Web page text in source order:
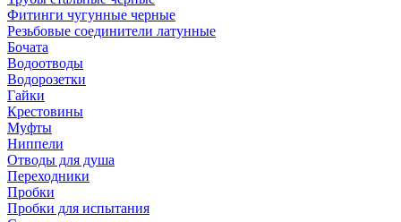
Фитинги чугунные черные
Резьбовые соединители латунные
Бочата
Водоотводы
Водорозетки
Гайки
Крестовины
Муфты
Ниппели
Отводы для душа
Переходники
Пробки
Пробки для испытания